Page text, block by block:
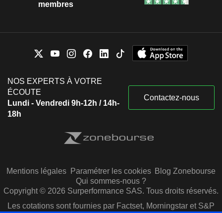
membres
NOS EXPERTS À VOTRE
ÉCOUTE
Lundi - Vendredi 9h-12h / 14h-
18h
Contactez-nous
Mentions légales Paramétrer les cookies Blog Zonebourse
Qui sommes-nous ?
Copyright © 2026 Surperformance SAS. Tous droits réservés.
Les cotations sont fournies par Factset, Morningstar et S&P